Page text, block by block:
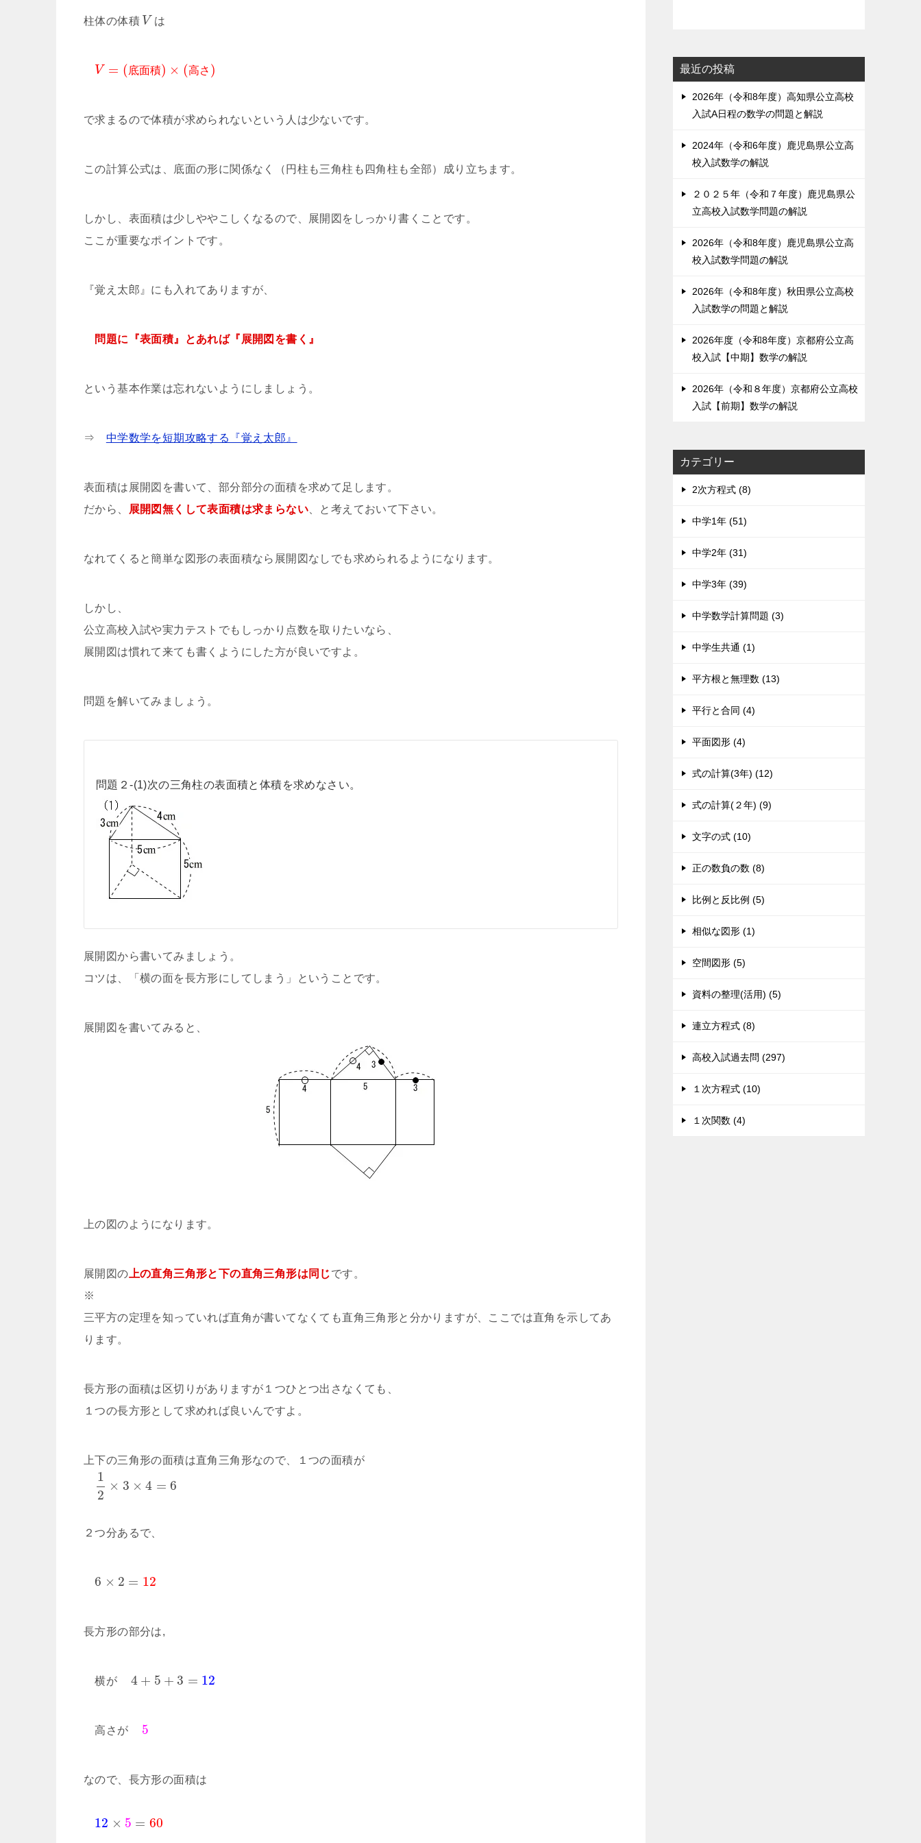
柱体の体積 V は
V = (底面積) × (高さ )
で求まるので体積が求められないという人は少ないです。
この計算公式は、底面の形に関係なく（円柱も三角柱も四角柱も全部）成り立ちます。
しかし、表面積は少しややこしくなるので、展開図をしっかり書くことです。
ここが重要なポイントです。
『覚え太郎』にも入れてありますが、
問題に『表面積』とあれば『展開図を書く』
という基本作業は忘れないようにしましょう。
⇒ 中学数学を短期攻略する『覚え太郎』
表面積は展開図を書いて、部分部分の面積を求めて足します。
だから、
展開図無くして表面積は求まらない 、と考えておいて下さい。
なれてくると簡単な図形の表面積なら展開図なしでも求められるようになります。
しかし、
公立高校入試や実力テストでもしっかり点数を取りたいなら、
展開図は慣れて来ても書くようにした方が良いですよ。
問題を解いてみましょう。
問題２-(1)次の三角柱の表面積と体積を求めなさい。
展開図から書いてみましょう。
コツは、「横の面を長方形にしてしまう」ということです。
展開図を書いてみると、
上の図のようになります。
展開図の 上の直角三角形と下の直角三角形は同じです。
※
三平方の定理を知っていれば直角が書いてなくても直角三角形と分かりますが、ここでは直角を示してあ
ります。
長方形の面積は区切りがありますが１つひとつ出さなくても、
１つの長方形として求めれば良いんですよ。
上下の三角形の面積は直角三角形なので、１つの面積が
1
2
× 3 × 4 = 6
２つ分あるで、
6 × 2 = 12
長方形の部分は,
横が 4 + 5 + 3 = 12
高さが 5
なので、長方形の面積は
12 × 5 = 60
最近の投稿
2026年（令和8年度）高知県公立高校
入試A日程の数学の問題と解説
2024年（令和6年度）鹿児島県公立高
校入試数学の解説
２０２５年（令和７年度）鹿児島県公
立高校入試数学問題の解説
2026年（令和8年度）鹿児島県公立高
校入試数学問題の解説
2026年（令和8年度）秋田県公立高校
入試数学の問題と解説
2026年度（令和8年度）京都府公立高
校入試【中期】数学の解説
2026年（令和８年度）京都府公立高校
入試【前期】数学の解説
カテゴリー
2次方程式 (8)
中学1年 (51)
中学2年 (31)
中学3年 (39)
中学数学計算問題 (3)
中学生共通 (1)
平方根と無理数 (13)
平行と合同 (4)
平面図形 (4)
式の計算(3年) (12)
式の計算(２年) (9)
文字の式 (10)
正の数負の数 (8)
比例と反比例 (5)
相似な図形 (1)
空間図形 (5)
資料の整理(活用) (5)
連立方程式 (8)
高校入試過去問 (297)
１次方程式 (10)
１次関数 (4)